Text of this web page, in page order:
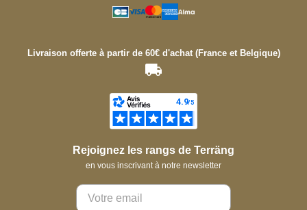
Livraison offerte à partir de 60€ d'achat (France et Belgique)
Rejoignez les rangs de Terräng
en vous inscrivant à notre newsletter